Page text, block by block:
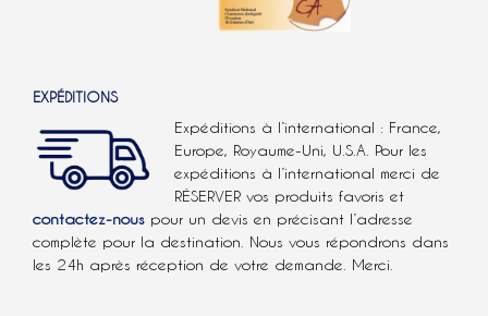
EXPÉDITIONS
Expéditions à l’international : France,
Europe, Royaume-Uni, U.S.A. Pour les
expéditions à l’international merci de
RÉSERVER vos produits favoris et
contactez-nous pour un devis en précisant l’adresse
complète pour la destination. Nous vous répondrons dans
les 24h après réception de votre demande. Merci.